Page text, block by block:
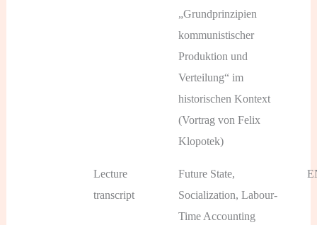
„Grundprinzipien
kommunistischer
Produktion und
Verteilung“ im
historischen Kontext
(Vortrag von Felix
Klopotek)
Lecture
transcript
Future State,
Socialization, Labour-
Time Accounting